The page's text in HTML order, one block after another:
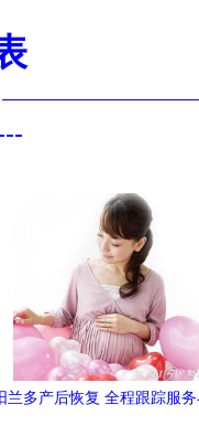
兰多产后恢复 全程跟踪服